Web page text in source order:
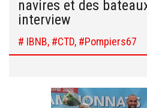
navires et des
interview
# IBNB, #CTD, #Pompiers67